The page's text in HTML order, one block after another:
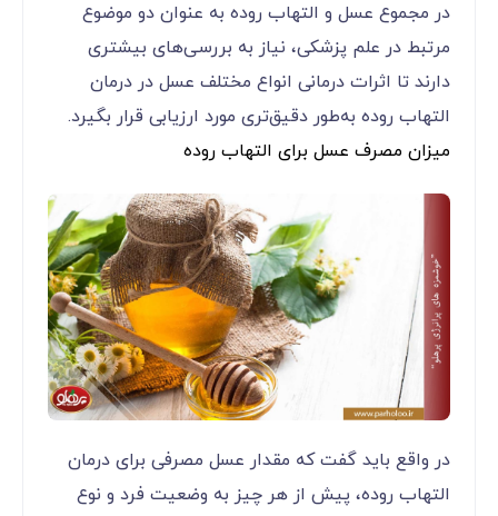
در مجموع عسل و التهاب روده به عنوان دو موضوع
مرتبط در علم پزشکی، نیاز به بررسی‌های بیشتری
دارند تا اثرات درمانی انواع مختلف عسل در درمان
التهاب روده به‌طور دقیق‌تری مورد ارزیابی قرار بگیرد.
میزان مصرف عسل برای التهاب روده
در واقع باید گفت که مقدار عسل مصرفی برای درمان
التهاب روده، پیش از هر چیز به وضعیت فرد و نوع